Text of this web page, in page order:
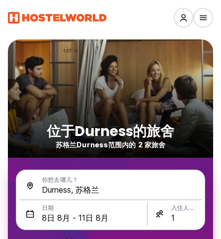
位于Durness的旅舍
苏格兰Durness范围内的 2 家旅舍
你想去哪儿？
日期 入住人数